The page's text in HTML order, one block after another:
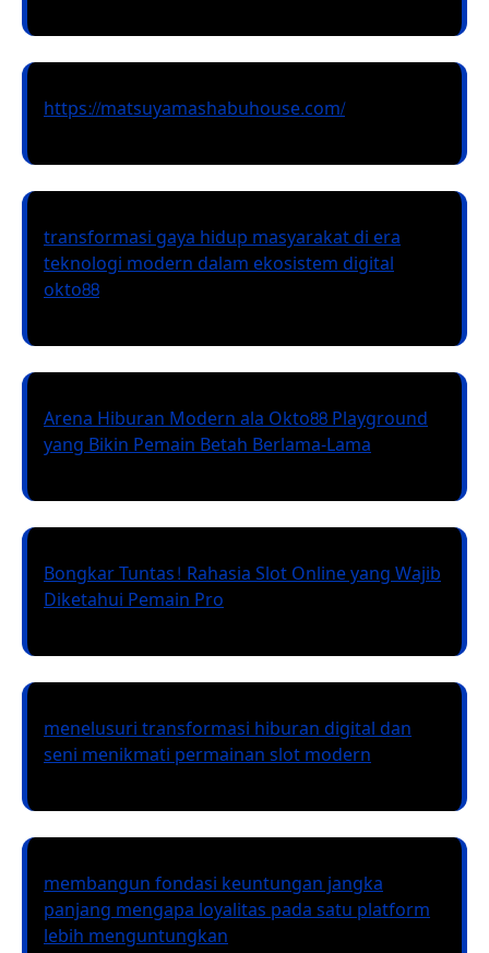
https://matsuyamashabuhouse.com/
transformasi gaya hidup masyarakat di era
teknologi modern dalam ekosistem digital
okto88
Arena Hiburan Modern ala Okto88 Playground
yang Bikin Pemain Betah Berlama-Lama
Bongkar Tuntas! Rahasia Slot Online yang Wajib
Diketahui Pemain Pro
menelusuri transformasi hiburan digital dan
seni menikmati permainan slot modern
membangun fondasi keuntungan jangka
panjang mengapa loyalitas pada satu platform
lebih menguntungkan